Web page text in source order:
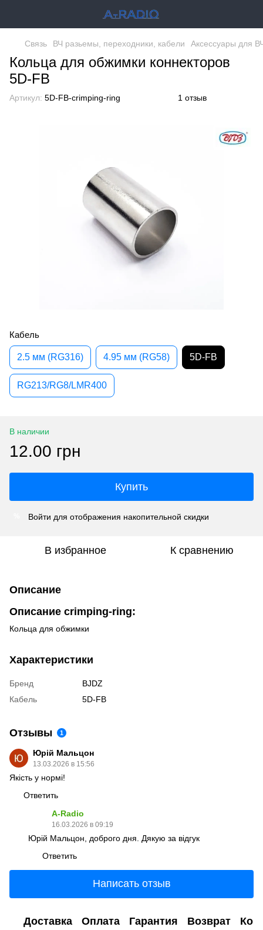
Связь ВЧ разьемы, переходники, кабели Аксессуары для
Кольца для обжимки коннекторов
5D-FB
Артикул: 5D-FB-crimping-ring 1 отзыв
Кабель
2.5 мм (RG316) 4.95 мм (RG58) 5D-FB
RG213/RG8/LMR400
В наличии
12.00 грн
Купить
Войти для отображения накопительной скидки
В избранное К сравнению
Описание
Описание crimping-ring:
Кольца для обжимки
Характеристики
Бренд
BJDZ
Кабель
5D-FB
Отзывы 1
Юрій Мальцон
13.03.2026 в 15:56
Якість у нормі!
Ответить
A-Radio
16.03.2026 в 09:19
Юрій Мальцон, доброго дня. Дякую за відгук
Ответить
Написать отзыв
Доставка Оплата Гарантия Возврат